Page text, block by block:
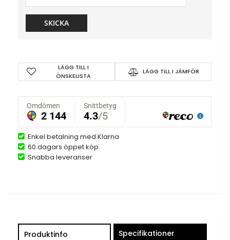
SKICKA
LÄGG TILL I
ÖNSKELISTA
LÄGG TILL I JÄMFÖR
Enkel betalning med Klarna
60 dagars öppet köp
Snabba leveranser
Produktinfo Specifikationer